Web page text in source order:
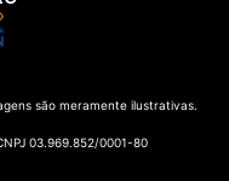
são meramente ilustrativas.
03.969.852/0001-80